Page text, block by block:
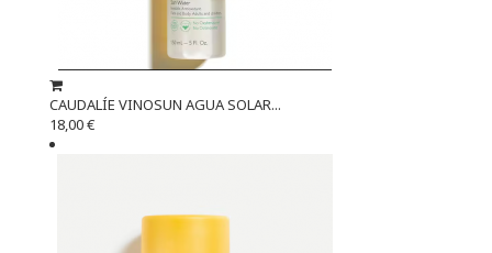
CAUDALÍE VINOSUN AGUA SOLAR...
18,00 €